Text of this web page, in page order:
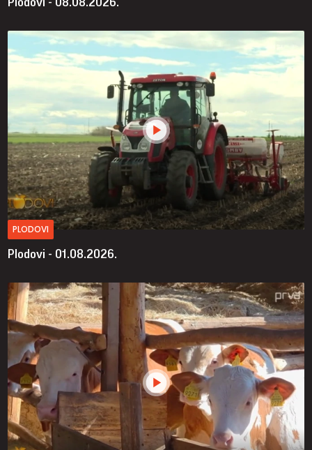
PLODOVI
Plodovi - 01.08.2026.